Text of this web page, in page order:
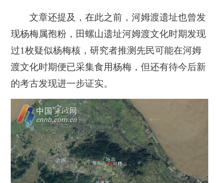
文章还提及，在此之前，河姆渡遗址也曾发
现杨梅属孢粉，田螺山遗址河姆渡文化时期发现
过1枚疑似杨梅核，研究者推测先民可能在河姆
渡文化时期便已采集食用杨梅，但还有待今后新
的考古发现进一步证实。